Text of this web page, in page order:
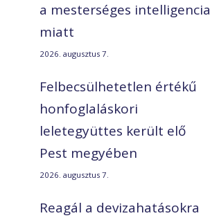
a mesterséges intelligencia
miatt
2026. augusztus 7.
Felbecsülhetetlen értékű
honfoglaláskori
leletegyüttes került elő
Pest megyében
2026. augusztus 7.
Reagál a devizahatásokra